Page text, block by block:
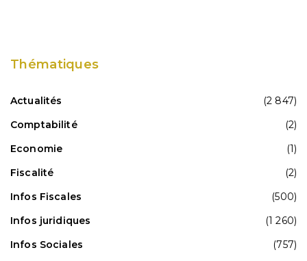
Thématiques
Actualités
(2 847)
Comptabilité
(2)
Economie
(1)
Fiscalité
(2)
Infos Fiscales
(500)
Infos juridiques
(1 260)
Infos Sociales
(757)